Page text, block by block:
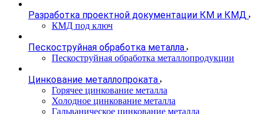
Разработка проектной документации КМ и КМД
КМД под ключ
Пескоструйная обработка металла
Пескоструйная обработка металлопродукции
Цинкование металлопроката
Горячее цинкование металла
Холодное цинкование металла
Гальваническое цинкование металла